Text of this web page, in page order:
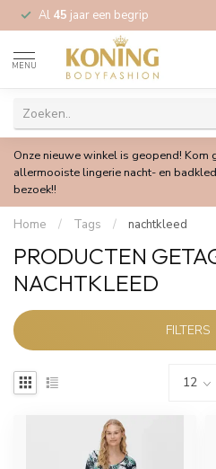
Al 45 jaar een begrip
MENU
Onze nieuwe winkel is geopend! Kom
allermooiste lingerie nacht- en
bezoek!!
Home / Tags / nachtkleed
PRODUCTEN
NACHTKLEED
FILTERS